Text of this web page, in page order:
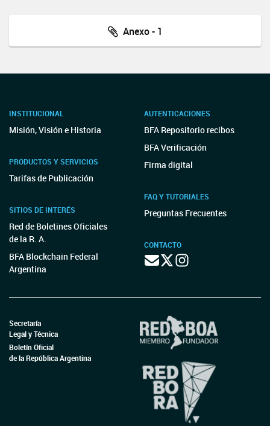
Anexo - 1
INSTITUCIONAL
Misión, Visión e Historia
PRODUCTOS Y SERVICIOS
Tarifas de Publicación
SITIOS DE INTERÉS
Red de Boletines Oficiales
de la R. A.
BFA Blockchain Federal
Argentina
AUTENTICACIONES
BFA Repositorio recibos
BFA Verificación
Firma digital
FAQ Y TUTORIALES
Preguntas Frecuentes
CONTACTO
Secretaría
Legal y Técnica
Boletín Oficial
de la República Argentina